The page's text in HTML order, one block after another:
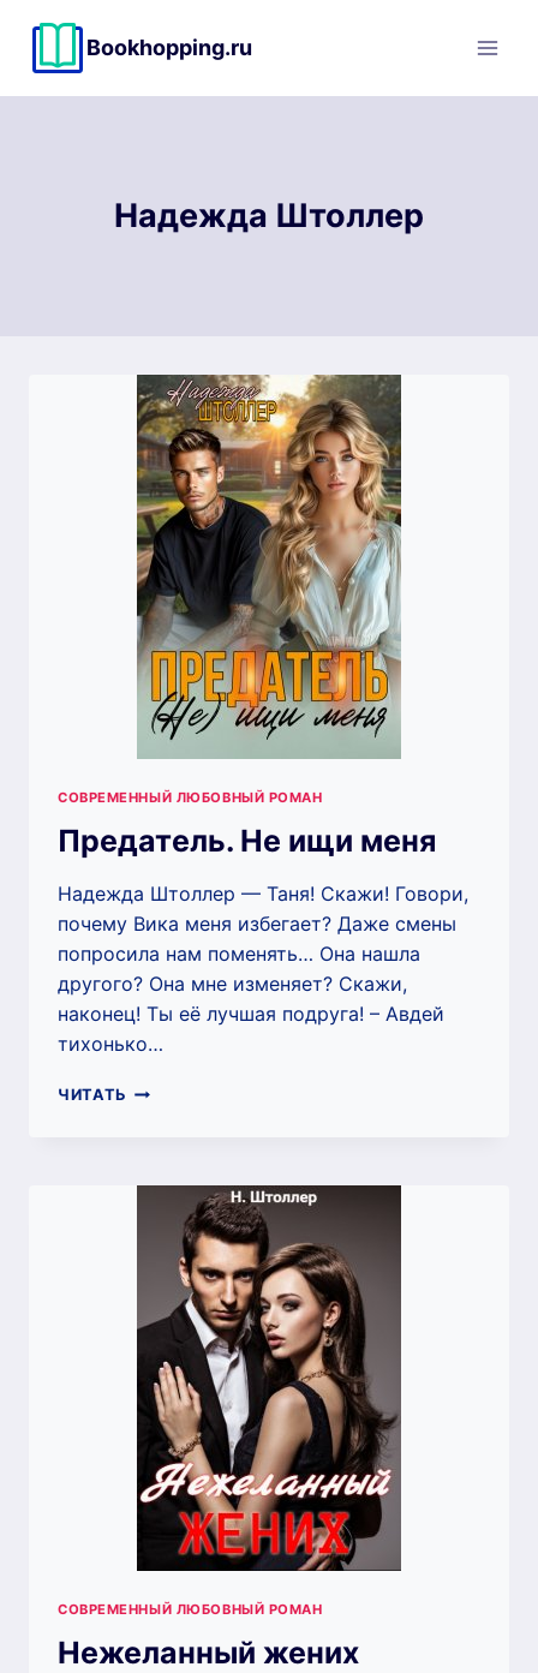
содержимому
Bookhopping.ru
Надежда Штоллер
СОВРЕМЕННЫЙ ЛЮБОВНЫЙ РОМАН
Предатель. Не ищи меня
Надежда Штоллер — Таня! Скажи! Говори,
почему Вика меня избегает? Даже смены
попросила нам поменять… Она нашла
другого? Она мне изменяет? Скажи,
наконец! Ты её лучшая подруга! – Авдей
тихонько…
ЧИТАТЬ ПРЕДАТЕЛЬ.
СОВРЕМЕННЫЙ ЛЮБОВНЫЙ РОМАН
Нежеланный жених